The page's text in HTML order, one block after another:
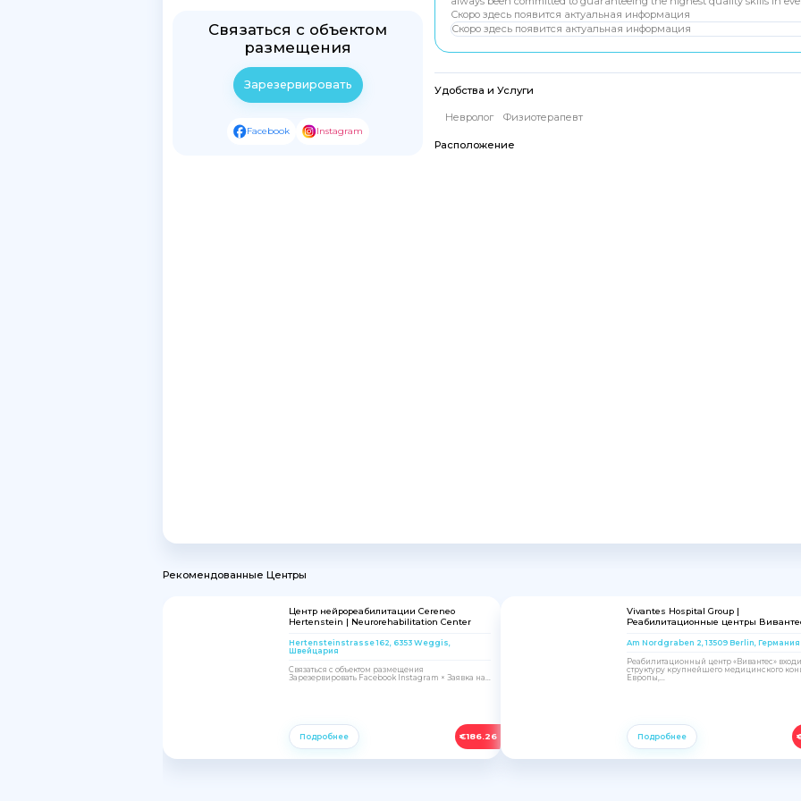
Связаться с объектом
размещения
Зарезервировать
Facebook Instagram
Скоро здесь появится актуальная информация
Скоро здесь появится актуальная информация
Удобства и Услуги
Невролог Физиотерапевт
Расположение
Рекомендованные Центры
€186.26
Центр нейрореабилитации Cereneo
Hertenstein | Neurorehabilitation Center
Hertensteinstrasse 162, 6353 Weggis,
Швейцария
Связаться с объектом размещения
Зарезервировать Facebook Instagram × Заявка на...
Подробнее
Vivantes Hospital Group |
Реабилитационные центры
Am Nordgraben 2, 13509 Berlin, Германия
Реабилитационный центр «Вивантес»
структуру крупнейшего медицинского
Европы,...
Подробнее